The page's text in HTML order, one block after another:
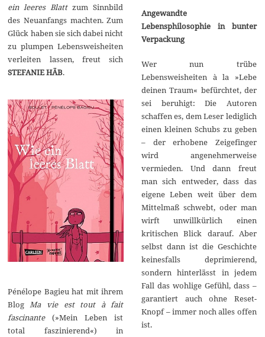
ein leeres Blattzum Sinnbild
des Neuanfangs machten. Zum
Glück haben sie sich dabei nicht
zu plumpen Lebensweisheiten
verleiten lassen, freut sich
STEFANIE HÄB.
Pénélope Bagieu hat mit ihrem
BlogMa vie est tout à fait
fascinante(»Mein Leben ist
total faszinierend«) in
Angewandte
Lebensphilosophie in bunter
Verpackung
Wer nun trübe
Lebensweisheiten à la »Lebe
deinen Traum« befürchtet, der
sei beruhigt: Die Autoren
schaffen es, dem Leser lediglich
einen kleinen Schubs zu geben
– der erhobene Zeigefinger
wird angenehmerweise
vermieden. Und dann freut
man sich entweder, dass das
eigene Leben weit über dem
Mittelmaß schwebt, oder man
wirft unwillkürlich einen
kritischen Blick darauf. Aber
selbst dann ist die Geschichte
keinesfalls deprimierend,
sondern hinterlässt in jedem
Fall das wohlige Gefühl, dass –
garantiert auch ohne Reset-
Knopf – immer noch alles offen
ist.